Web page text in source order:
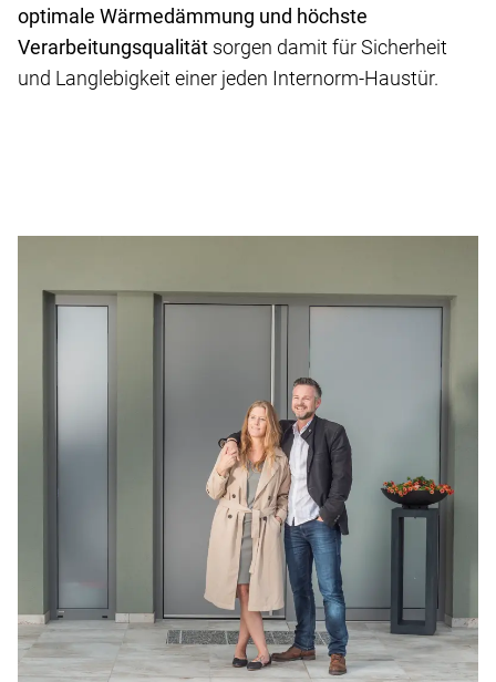
optimale Wärmedämmung und höchste
Verarbeitungsqualität sorgen damit für Sicherheit
und Langlebigkeit einer jeden Internorm-Haustür.